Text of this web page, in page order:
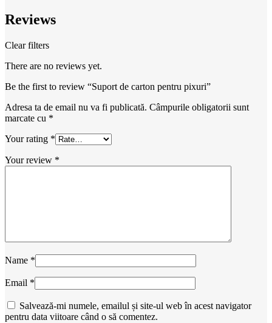
Reviews
Clear filters
There are no reviews yet.
Be the first to review “Suport de carton pentru pixuri”
Adresa ta de email nu va fi publicată. Câmpurile obligatorii sunt
marcate cu *
Your rating *
Your review *
Name *
Email *
Salvează-mi numele, emailul și site-ul web în acest navigator
pentru data viitoare când o să comentez.